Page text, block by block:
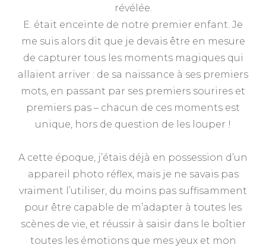
révélée.
E. était enceinte de notre premier enfant. Je
me suis alors dit que je devais être en mesure
de capturer tous les moments magiques qui
allaient arriver : de sa naissance à ses premiers
mots, en passant par ses premiers sourires et
premiers pas – chacun de ces moments est
unique, hors de question de les louper !
A cette époque, j’étais déjà en possession d’un
appareil photo réflex, mais je ne savais pas
vraiment l’utiliser, du moins pas suffisamment
pour être capable de m’adapter à toutes les
scènes de vie, et réussir à saisir dans le boîtier
toutes les émotions que mes yeux et mon